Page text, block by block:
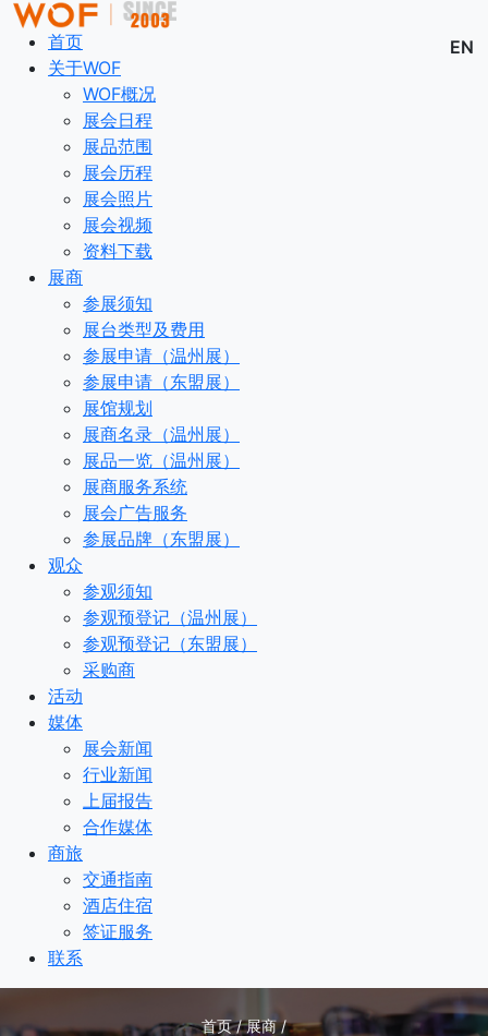
EN
首页
关于WOF
WOF概况
展会日程
展品范围
展会历程
展会照片
展会视频
资料下载
展商
参展须知
展台类型及费用
参展申请（温州展）
参展申请（东盟展）
展馆规划
展商名录（温州展）
展品一览（温州展）
展商服务系统
展会广告服务
参展品牌（东盟展）
观众
参观须知
参观预登记（温州展）
参观预登记（东盟展）
采购商
活动
媒体
展会新闻
行业新闻
上届报告
合作媒体
商旅
交通指南
酒店住宿
签证服务
联系
首页 / 展商 /